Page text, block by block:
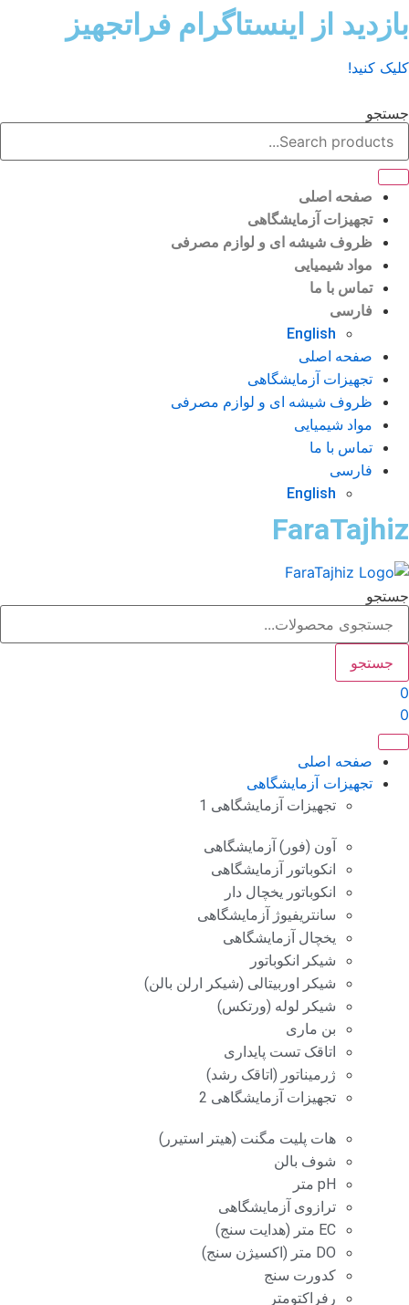
از اینستاگرام فراتجهیز
کنید!
صفحه اصلی
تجهیزات آزمایشگاهی
ظروف شیشه ای و لوازم مصرفی
مواد شیمیایی
تماس با ما
فارسی
English
صفحه اصلی
تجهیزات آزمایشگاهی
ظروف شیشه ای و لوازم مصرفی
مواد شیمیایی
تماس با ما
فارسی
English
جستجو
صفحه اصلی
تجهیزات آزمایشگاهی
تجهیزات آزمایشگاهی 1
آون (فور) آزمایشگاهی
انکوباتور آزمایشگاهی
انکوباتور یخچال دار
سانتریفیوژ آزمایشگاهی
یخچال آزمایشگاهی
شیکر انکوباتور
شیکر اوربیتالی (شیکر ارلن بالن)
شیکر لوله (ورتکس)
بن ماری
اتاقک تست پایداری
ژرمیناتور (اتاقک رشد)
تجهیزات آزمایشگاهی 2
هات پلیت مگنت (هیتر استیرر)
شوف بالن
pH متر
ترازوی آزمایشگاهی
EC متر (هدایت سنج)
DO متر (اکسیژن سنج)
کدورت سنج
رفراکتومتر